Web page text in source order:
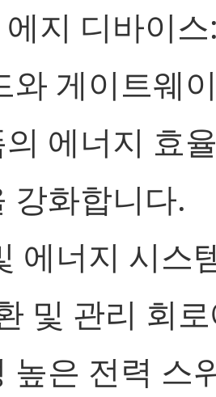
지 디바이
와 게이트웨
에너지 효
강화합니다.
에너지 시스
및 관리 회
높은 전력 스